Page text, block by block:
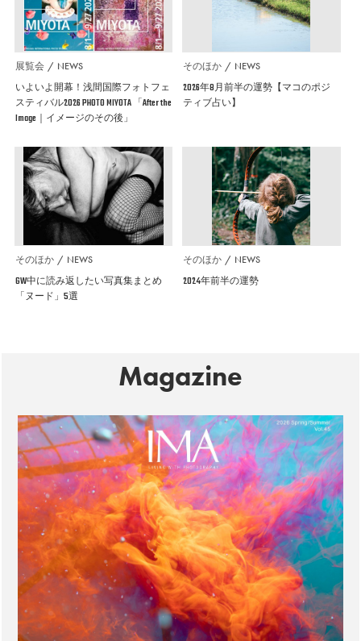
展覧会 NEWS
いよいよ開幕！浅間国際フォトフェ
スティバル2026 PHOTO MIYOTA 「After the
Image｜イメージのその後」
そのほか NEWS
2026年8月前半の運勢【マコのポジ
ティブ占い】
そのほか NEWS
GW中に読み返したい写真集まとめ
「ヌード」5選
そのほか NEWS
2024年前半の運勢
Magazine